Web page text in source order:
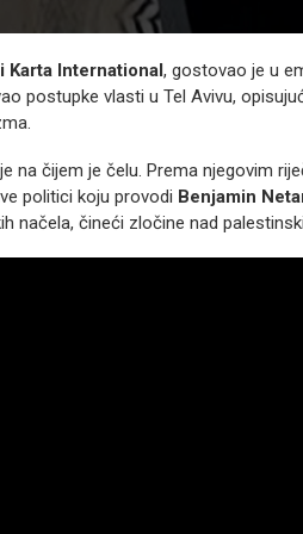
Karta International, gostovao je u
postupke vlasti u Tel Avivu,
na čijem je čelu. Prema njegovim
politici koju provodi Benjamin
načela, čineći zločine nad